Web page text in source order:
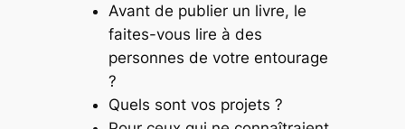
Avant de publier un livre, le
faites-vous lire à des
personnes de votre entourage
?
Quels sont vos projets ?